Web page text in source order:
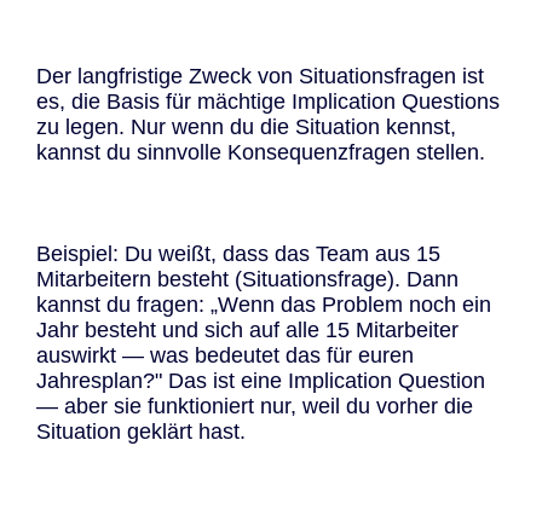
Der langfristige Zweck von Situationsfragen ist
es, die Basis für mächtige Implication Questions
zu legen. Nur wenn du die Situation kennst,
kannst du sinnvolle Konsequenzfragen stellen.
Beispiel: Du weißt, dass das Team aus 15
Mitarbeitern besteht (Situationsfrage). Dann
kannst du fragen: „Wenn das Problem noch ein
Jahr besteht und sich auf alle 15 Mitarbeiter
auswirkt — was bedeutet das für euren
Jahresplan?" Das ist eine Implication Question
— aber sie funktioniert nur, weil du vorher die
Situation geklärt hast.